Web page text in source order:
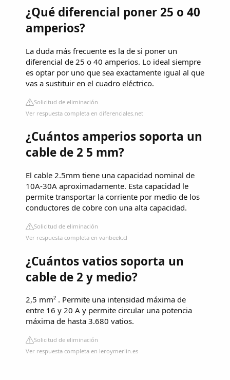
¿Qué diferencial poner 25 o 40
amperios?
La duda más frecuente es la de si poner un
diferencial de 25 o 40 amperios. Lo ideal siempre
es optar por uno que sea exactamente igual al que
vas a sustituir en el cuadro eléctrico.
Solicitud de eliminación
Ver respuesta completa en diferenciales.net
¿Cuántos amperios soporta un
cable de 2 5 mm?
El cable 2.5mm tiene una capacidad nominal de
10A-30A aproximadamente. Esta capacidad le
permite transportar la corriente por medio de los
conductores de cobre con una alta capacidad.
Solicitud de eliminación
Ver respuesta completa en vanbeek.cl
¿Cuántos vatios soporta un
cable de 2 y medio?
2,5 mm² . Permite una intensidad máxima de
entre 16 y 20 A y permite circular una potencia
máxima de hasta 3.680 vatios.
Solicitud de eliminación
Ver respuesta completa en leroymerlin.es